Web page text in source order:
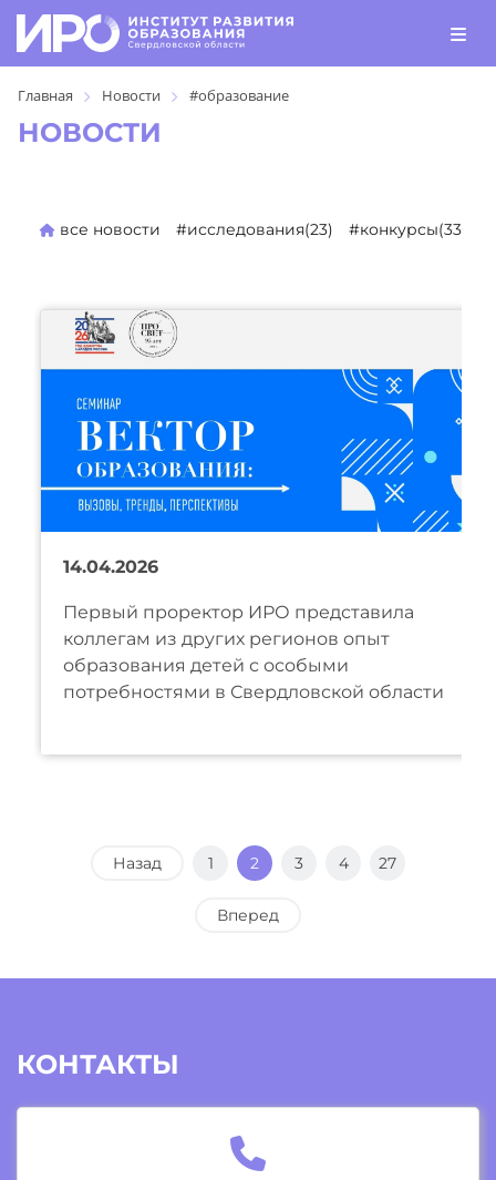
Главная Новости #образование
НОВОСТИ
все новости #исследования(23) #конкурсы(330)
14.04.2026
Первый проректор ИРО представила
коллегам из других регионов опыт
образования детей с особыми
потребностями в Свердловской области
Назад 1 2 3 4 27
Вперед
КОНТАКТЫ